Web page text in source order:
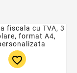
favorite_border